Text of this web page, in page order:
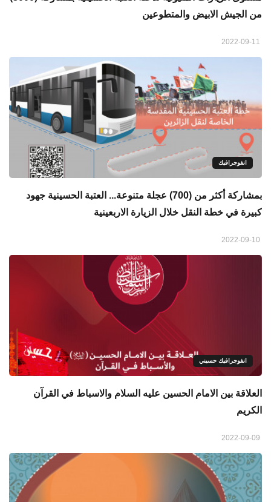
من الجيش الابيض والمتطوعين
انفوجرافيك
بمشاركة أكثر من (700) عجلة متنوعة... العتبة الحسينية جهود
كبيرة في خطة النقل خلال الزيارة الاربعينية
انفوجرافيك حسيني
العلاقة بين الامام الحسين عليه السلام والاسباط في القرآن
الكريم